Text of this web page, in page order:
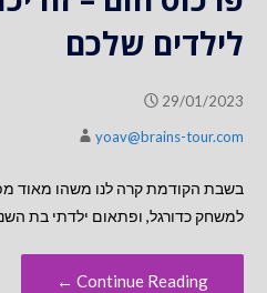
לילדים שלכם
29/01/2023
yoav@brains-tour.com
בשבת הקודמת קרה לנו משהו מאוד
למשחק כדורגל, ופתאום ילדתי בת
Continue Reading ←